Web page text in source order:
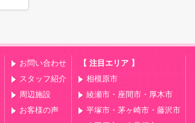
お問い合わせ
スタッフ紹介
周辺施設
お客様の声
【 注目エリア 】
相模原市
綾瀬市・座間市・厚木市
平塚市・茅ヶ崎市・藤沢市